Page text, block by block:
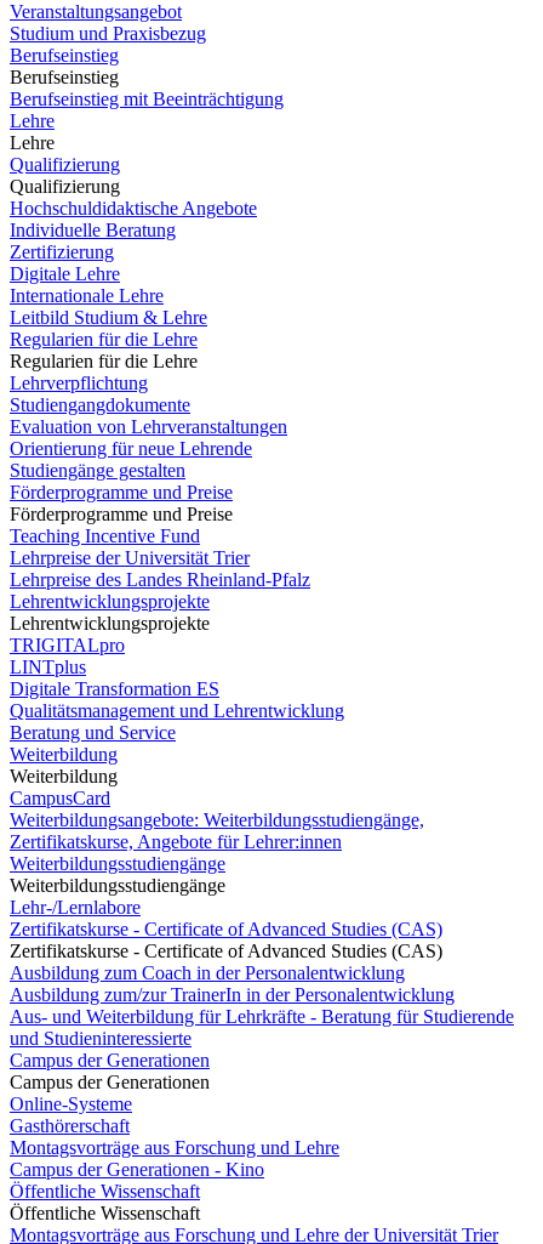
Veranstaltungsangebot
Studium und Praxisbezug
Berufseinstieg
Berufseinstieg
Berufseinstieg mit Beeinträchtigung
Lehre
Lehre
Qualifizierung
Qualifizierung
Hochschuldidaktische Angebote
Individuelle Beratung
Zertifizierung
Digitale Lehre
Internationale Lehre
Leitbild Studium & Lehre
Regularien für die Lehre
Regularien für die Lehre
Lehrverpflichtung
Studiengangdokumente
Evaluation von Lehrveranstaltungen
Orientierung für neue Lehrende
Studiengänge gestalten
Förderprogramme und Preise
Förderprogramme und Preise
Teaching Incentive Fund
Lehrpreise der Universität Trier
Lehrpreise des Landes Rheinland-Pfalz
Lehrentwicklungsprojekte
Lehrentwicklungsprojekte
TRIGITALpro
LINTplus
Digitale Transformation ES
Qualitätsmanagement und Lehrentwicklung
Beratung und Service
Weiterbildung
Weiterbildung
CampusCard
Weiterbildungsangebote: Weiterbildungsstudiengänge,
Zertifikatskurse, Angebote für Lehrer:innen
Weiterbildungsstudiengänge
Weiterbildungsstudiengänge
Lehr-/Lernlabore
Zertifikatskurse - Certificate of Advanced Studies (CAS)
Zertifikatskurse - Certificate of Advanced Studies (CAS)
Ausbildung zum Coach in der Personalentwicklung
Ausbildung zum/zur TrainerIn in der Personalentwicklung
Aus- und Weiterbildung für Lehrkräfte - Beratung für Studierende
und Studieninteressierte
Campus der Generationen
Campus der Generationen
Online-Systeme
Gasthörerschaft
Montagsvorträge aus Forschung und Lehre
Campus der Generationen - Kino
Öffentliche Wissenschaft
Öffentliche Wissenschaft
Montagsvorträge aus Forschung und Lehre der Universität Trier